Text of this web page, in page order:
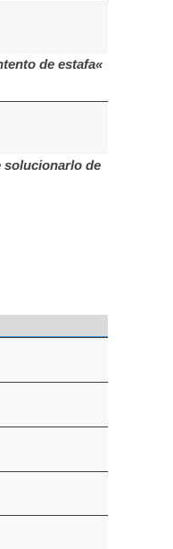
de estafa«
solucionarlo de